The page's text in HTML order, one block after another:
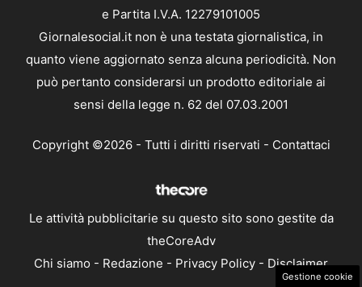
e Partita I.V.A. 12279101005
Giornalesocial.it non è una testata giornalistica, in
quanto viene aggiornato senza alcuna periodicità. Non
può pertanto considerarsi un prodotto editoriale ai
sensi della legge n. 62 del 07.03.2001
Copyright ©2026 - Tutti i diritti riservati - Contattaci
Le attività pubblicitarie su questo sito sono gestite da
theCoreAdv
Chi siamo - Redazione - Privacy Policy - Disclaimer
Gestione cookie